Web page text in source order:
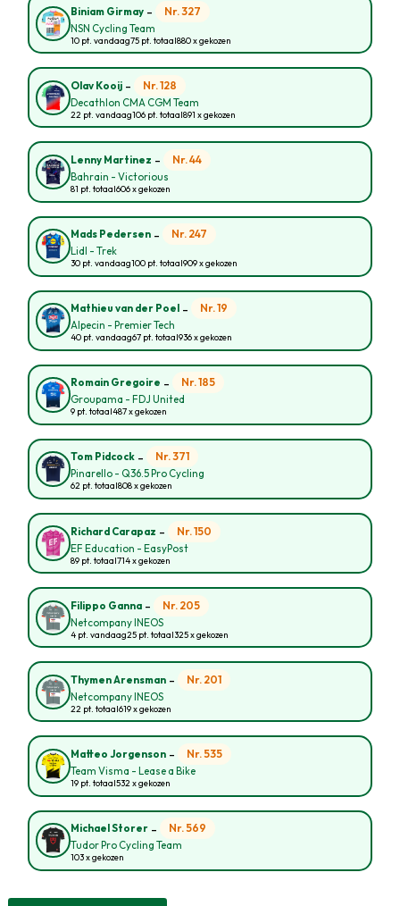
Biniam Girmay - Nr. 327
NSN Cycling Team
10 pt. vandaag75 pt. totaal880 x gekozen
Olav Kooij - Nr. 128
Decathlon CMA CGM Team
22 pt. vandaag106 pt. totaal891 x gekozen
Lenny Martinez - Nr. 44
Bahrain - Victorious
81 pt. totaal606 x gekozen
Mads Pedersen - Nr. 247
Lidl - Trek
30 pt. vandaag100 pt. totaal909 x gekozen
Mathieu van der Poel - Nr. 19
Alpecin - Premier Tech
40 pt. vandaag67 pt. totaal936 x gekozen
Romain Gregoire - Nr. 185
Groupama - FDJ United
9 pt. totaal487 x gekozen
Tom Pidcock - Nr. 371
Pinarello - Q36.5 Pro Cycling
62 pt. totaal808 x gekozen
Richard Carapaz - Nr. 150
EF Education - EasyPost
89 pt. totaal714 x gekozen
Filippo Ganna - Nr. 205
Netcompany INEOS
4 pt. vandaag25 pt. totaal325 x gekozen
Thymen Arensman - Nr. 201
Netcompany INEOS
22 pt. totaal619 x gekozen
Matteo Jorgenson - Nr. 535
Team Visma - Lease a Bike
19 pt. totaal532 x gekozen
Michael Storer - Nr. 569
Tudor Pro Cycling Team
103 x gekozen